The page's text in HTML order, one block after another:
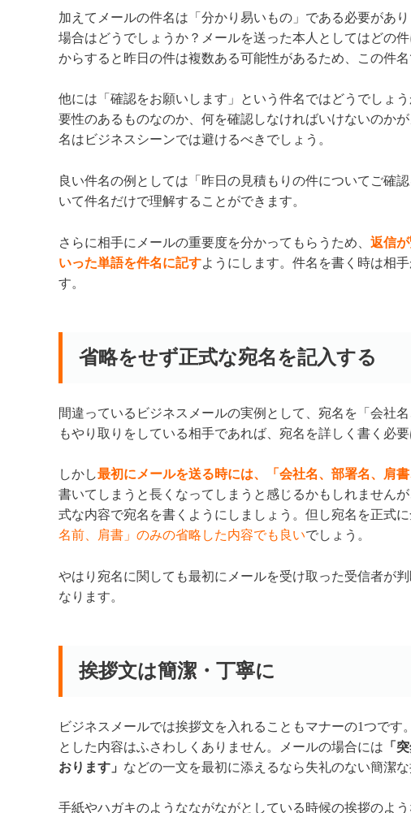
加えてメールの件名は「分かり易いもの」である必要があ
場合はどうでしょうか？メールを送った本人としてはどの
からすると昨日の件は複数ある可能性があるため、この件
他には「確認をお願いします」という件名ではどうでしょ
要性のあるものなのか、何を確認しなければいけないのか
名はビジネスシーンでは避けるべきでしょう。
良い件名の例としては「昨日の見積もりの件についてご確
いて件名だけで理解することができます。
さらに相手にメールの重要度を分かってもらうため、 返信
いった単語を件名に記すようにします。件名を書く時は相
す。
省略をせず正式な宛名を記入する
間違っているビジネスメールの実例として、宛名を「会社
もやり取りをしている相手であれば、宛名を詳しく書く必要
しかし最初にメールを送る時には、「会社名、部署名、肩
書いてしまうと長くなってしまうと感じるかもしれません
式な内容で宛名を書くようにしましょう。但し宛名を正式
名前、肩書」のみの省略した内容でも良いでしょう。
やはり宛名に関しても最初にメールを受け取った受信者が
なります。
挨拶文は簡潔・丁寧に
ビジネスメールでは挨拶文を入れることもマナーの1つで
とした内容はふさわしくありません。メールの場合には 「
おります」 などの一文を最初に添えるなら失礼のない簡潔な
手紙やハガキのようなながながとしている時候の挨拶のよ